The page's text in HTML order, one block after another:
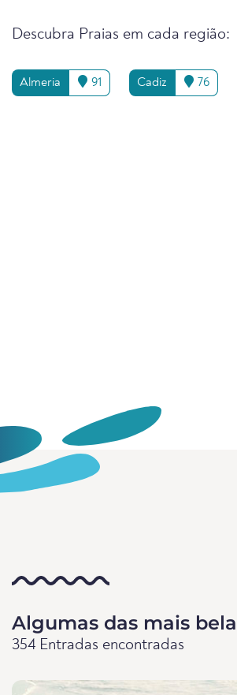
Descubra Praias em cada região:
Almeria 91 Cadiz 76
Algumas das mais
354 Entradas encontradas